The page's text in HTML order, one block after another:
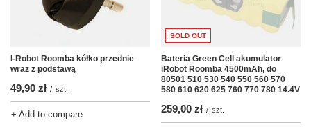
I-Robot Roomba kółko przednie
wraz z podstawą
49,90 zł / szt.
+ Add to compare
SOLD OUT
Bateria Green Cell akumulator
iRobot Roomba 4500mAh, do
80501 510 530 540 550 560 570
580 610 620 625 760 770 780 14.4V
259,00 zł / szt.